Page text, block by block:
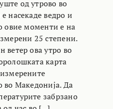
од утрово во
насекаде ведро и
овие моменти е на
25 степени.
ветер ова утро во
карта
во Македонија. Да
забрзано